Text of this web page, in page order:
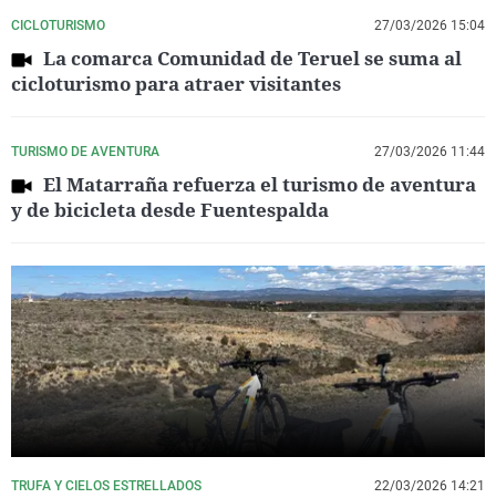
CICLOTURISMO 27/03/2026 15:04
La comarca Comunidad de Teruel se suma al
cicloturismo para atraer visitantes
TURISMO DE AVENTURA 27/03/2026 11:44
El Matarraña refuerza el turismo de aventura
y de bicicleta desde Fuentespalda
TRUFA Y CIELOS ESTRELLADOS 22/03/2026 14:21